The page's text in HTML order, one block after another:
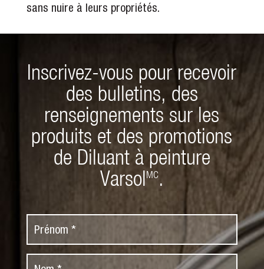
sans nuire à leurs propriétés.
Inscrivez-vous pour recevoir
des bulletins, des
renseignements sur les
produits et des promotions
de Diluant à peinture
VarsolMC.
é